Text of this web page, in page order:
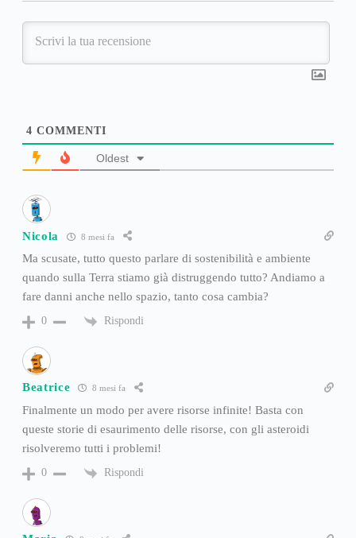
4 COMMENTI
Oldest
Nicola 8 mesi fa
Ma scusate, tutto questo parlare di sostenibilità e ambiente
quando sulla Terra stiamo già distruggendo tutto? Andiamo a
fare danni anche nello spazio, tanto cosa cambia?
0 Rispondi
Beatrice 8 mesi fa
Finalmente un modo per avere risorse infinite! Basta con
queste storie di esaurimento delle risorse, con gli asteroidi
risolveremo tutti i problemi!
0 Rispondi